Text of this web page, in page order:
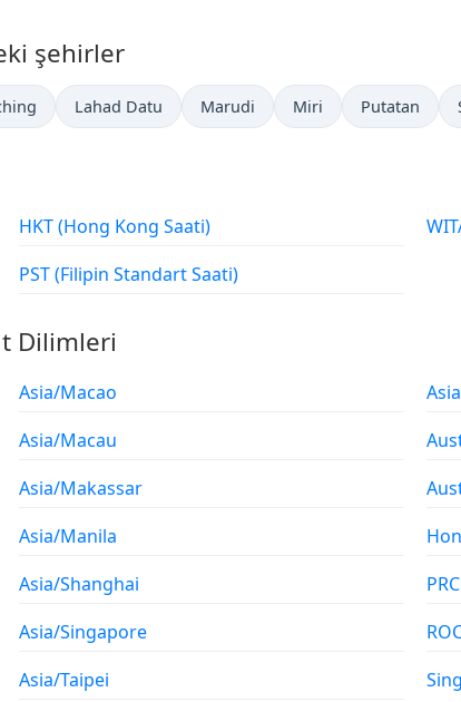
şehirler
Lahad Datu Marudi Miri Putatan
HKT (Hong Kong Saati)
PST (Filipin Standart Saati)
Dilimleri
Asia/Macao
Asia/Macau
Asia/Makassar
Asia/Manila
Asia/Shanghai
Asia/Singapore
Asia/Taipei
PRC